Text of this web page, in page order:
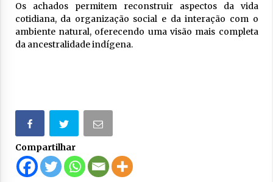
Os achados permitem reconstruir aspectos da vida
cotidiana, da organização social e da interação com o
ambiente natural, oferecendo uma visão mais completa
da ancestralidade indígena.
Compartilhar